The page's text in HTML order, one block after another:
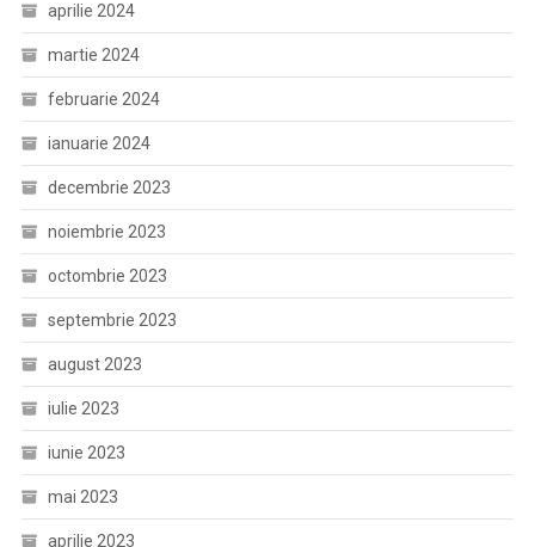
aprilie 2024
martie 2024
februarie 2024
ianuarie 2024
decembrie 2023
noiembrie 2023
octombrie 2023
septembrie 2023
august 2023
iulie 2023
iunie 2023
mai 2023
aprilie 2023